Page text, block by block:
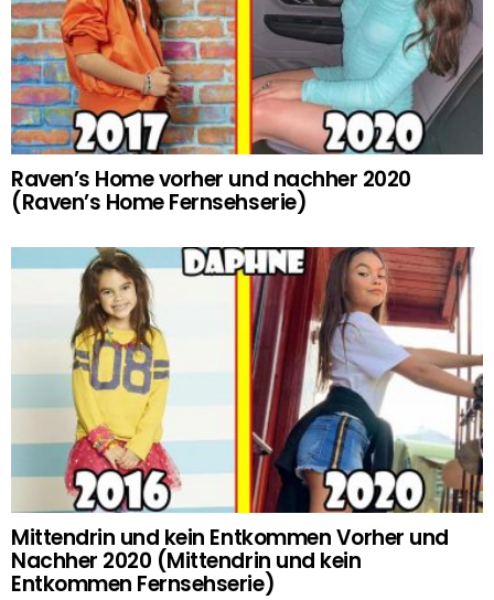
Raven’s Home vorher und nachher 2020
(Raven’s Home Fernsehserie)
Mittendrin und kein Entkommen Vorher und
Nachher 2020 (Mittendrin und kein
Entkommen Fernsehserie)